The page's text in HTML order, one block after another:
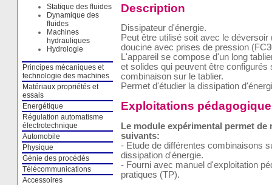
Statique des fluides
Dynamique des
fluides
Machines
hydrauliques
Hydrologie
Principes mécaniques et
technologie des machines
Matériaux propriétés et
essais
Energétique
Régulation automatisme
électrotechnique
Automobile
Physique
Génie des procédés
Télécommunications
Accessoires
Description
Dissipateur d'énergie.
Peut être utilisé soit avec le
doucine avec prises de pression
L'appareil se compose d'un long
et solides qui peuvent être
combinaison sur le tablier.
Permet d'étudier la dissipation
Exploitations
Le module expérimental permet
suivants:
- Etude de différentes combinaisons
dissipation d'énergie.
- Fourni avec manuel d'exploitation
pratiques (TP).